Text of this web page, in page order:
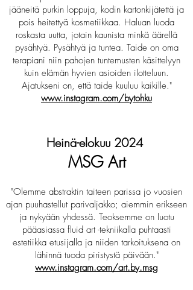
jääneitä purkin loppuja, kodin kartonkijätettä ja
pois heitettyä kosmetiikkaa. Haluan luoda
roskasta uutta, jotain kaunista minkä äärellä
pysähtyä. Pysähtyä ja tuntea. Taide on oma
terapiani niin pahojen tuntemusten käsittelyyn
kuin elämän hyvien asioiden ilotteluun.
Ajatukseni on, että taide kuuluu kaikille."
www.instagram.com/bytohku
Heinä-elokuu 2024
MSG Art
"Olemme abstraktin taiteen parissa jo vuosien
ajan puuhastellut parivaljakko; aiemmin erikseen
ja nykyään yhdessä. Teoksemme on luotu
pääasiassa fluid art -tekniikalla puhtaasti
estetiikka etusijalla ja niiden tarkoituksena on
lähinnä tuoda piristystä päivään."
www.instagram.com/art.by.msg